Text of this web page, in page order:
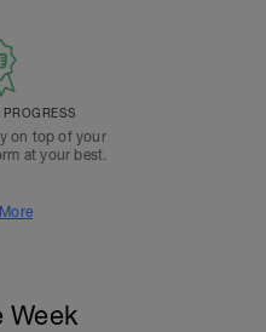
on top of your
at your best.
Week